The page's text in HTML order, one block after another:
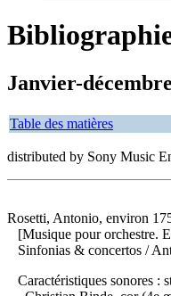
Janvier-
Table des matières
distributed by Sony Music
Rosetti, Antonio, environ
[Musique pour orchestre.
Sinfonias & concertos /
Caractéristiques sonores :